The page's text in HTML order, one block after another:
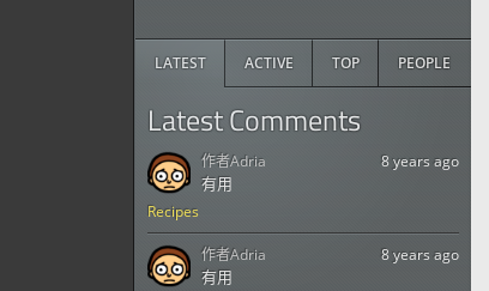
LATEST ACTIVE TOP PEOPLE
Latest Comments
Recipes
8 years ago
有用
作者Adria
8 years ago
有用
作者Adria